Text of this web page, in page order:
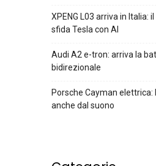
XPENG L03 arriva in Italia:
sfida Tesla con AI
Audi A2 e-tron: arriva la
bidirezionale
Porsche Cayman elettrica:
anche dal suono